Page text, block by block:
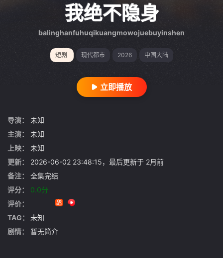
我绝不隐身
balinghanfuhuqikuangmowojuebuyinshen
短剧 现代都市 2026 中国大陆
立即播放
导演：
未知
主演：
未知
上映：
未知
更新：
2026-06-02 23:48:15，最后更新于 2月前
备注：
全集完结
评分：
0.0分
评价：
TAG：
未知
剧情：
暂无简介